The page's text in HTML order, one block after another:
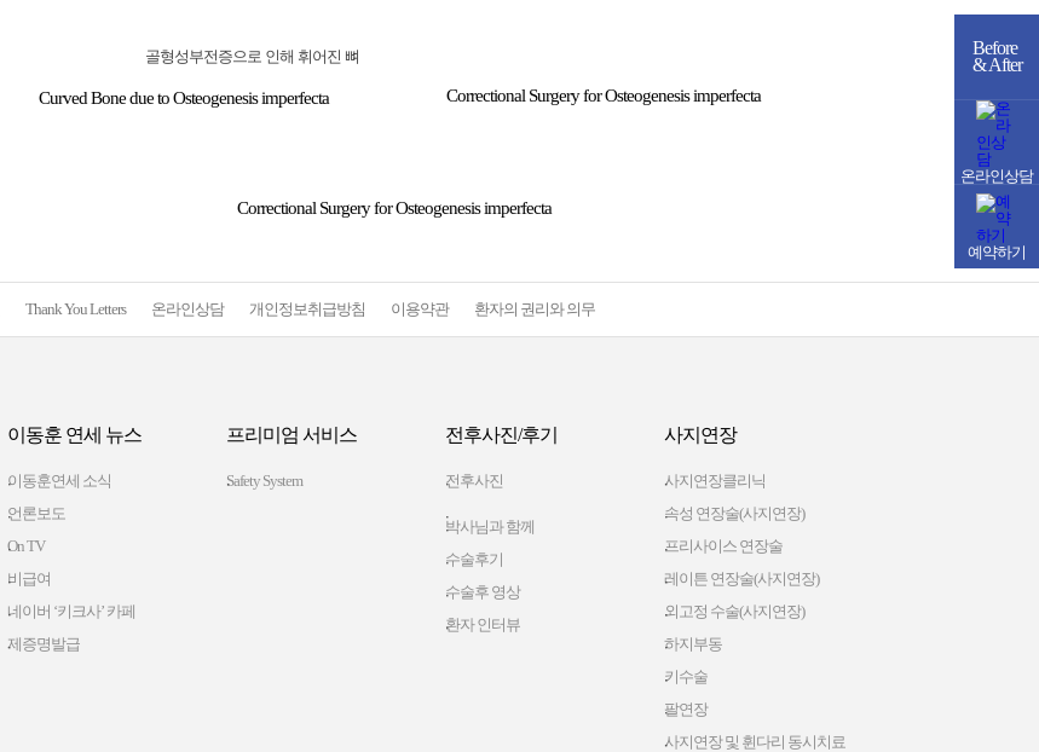
Curved Bone due to Osteogenesis imperfecta Correctional Surgery for Osteogenesis imperfecta
Correctional Surgery for Osteogenesis imperfecta
Thank You Letters 온라인상담 개인정보취급방침 이용약관 환자의 권리와 의무
이동훈 연세 뉴스
이동훈연세 소식
언론보도
On TV
비급여
네이버 ‘키크사’ 카페
제증명발급
프리미엄 서비스
Safety System
전후사진/후기
전후사진
박사님과 함께
수술후기
수술후 영상
환자 인터뷰
사지연장
사지연장클리닉
속성 연장술(사지연장)
프리사이스 연장술
레이튼 연장술(사지연장)
외고정 수술(사지연장)
하지부동
키수술
팔연장
사지연장 및 휜다리 동시치료
Before
& After
온라인상담
예약하기